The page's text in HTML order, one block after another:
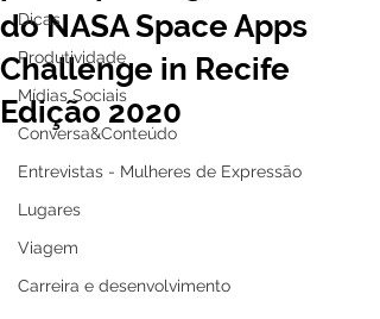
Dicas
Produtividade
Mídias Sociais
Conversa&Conteúdo
Entrevistas - Mulheres de Expressão
Lugares
Viagem
Carreira e desenvolvimento
do NASA Space Apps
Challenge in Recife
Edição 2020